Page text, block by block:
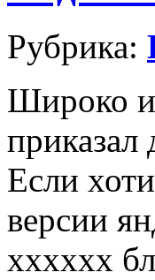
Рубрика:
Широко
приказал
Если
версии
xxxxxx